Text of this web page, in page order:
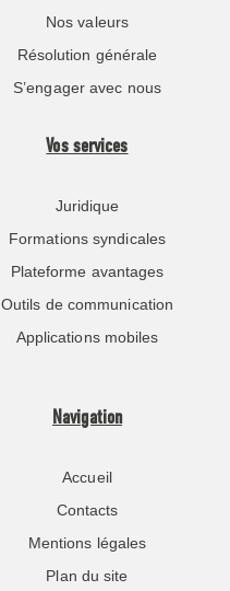
Nos valeurs
Résolution générale
S’engager avec nous
Vos services
Juridique
Formations syndicales
Plateforme avantages
Outils de communication
Applications mobiles
Navigation
Accueil
Contacts
Mentions légales
Plan du site